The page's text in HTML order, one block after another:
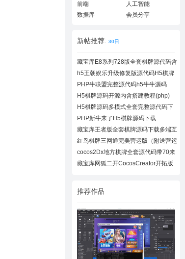
前端
人工智能
数据库
会员分享
新帖推荐: 30日
藏宝库E8系列728版全套棋牌源代码含
728UI工
h5王朝娱乐升级修复版源代码H5棋牌
全套源码
PHP牛联盟完整源代码h5牛牛源码
H5棋牌源码开源内含搭建教程(php)
H5棋牌源码多模式全套完整源代码下
载
PHP新牛来了H5棋牌源码下载
藏宝库王者版全套棋牌源码下载多端互
通棋牌
红鸟棋牌三网通完美营运版（附送营运
教程）
cocos2Dx地方棋牌全套源代码带70来
款子游戏
藏宝库网狐二开CocosCreator开拓版
推荐作品